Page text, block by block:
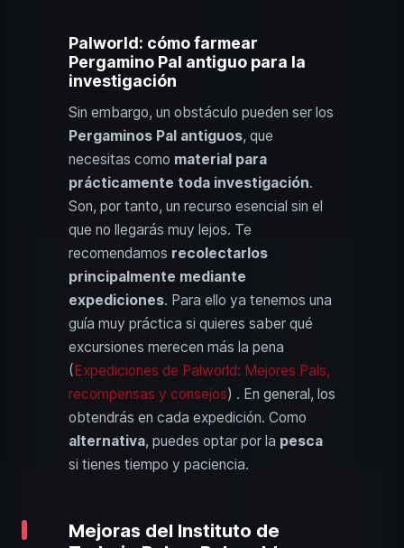
Palworld: cómo farmear
Pergamino Pal antiguo para la
investigación
Sin embargo, un obstáculo pueden ser los
Pergaminos Pal antiguos, que
necesitas como material para
prácticamente toda investigación.
Son, por tanto, un recurso esencial sin el
que no llegarás muy lejos. Te
recomendamos recolectarlos
principalmente mediante
expediciones. Para ello ya tenemos una
guía muy práctica si quieres saber qué
excursiones merecen más la pena
( Expediciones de Palworld: Mejores Pals,
recompensas y consejos) . En general, los
obtendrás en cada expedición. Como
alternativa, puedes optar por la pesca
si tienes tiempo y paciencia.
Mejoras del Instituto de